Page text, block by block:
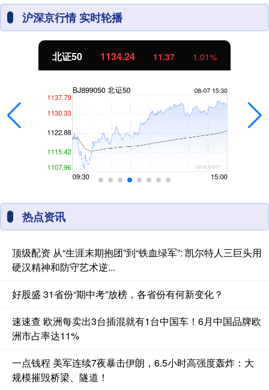
沪深京行情 实时轮播
北证50 1134.24 11.37 1.01%
热点资讯
顶级配资 从“生涯末期抱团”到“铁血绿军”: 凯尔特人三巨头用
硬汉精神和防守艺术逆...
好股盛 31省份“期中考”放榜，各省份有何新变化？
速速查 欧洲每卖出3台插混就有1台中国车！6月中国品牌欧
洲市占率达11%
一点钱程 美军连续7夜暴击伊朗，6.5小时高强度轰炸：大
规模摧毁桥梁、隧道！